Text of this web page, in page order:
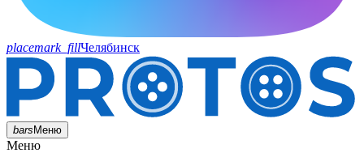
placemark_fillЧелябинск
barsМеню
Меню